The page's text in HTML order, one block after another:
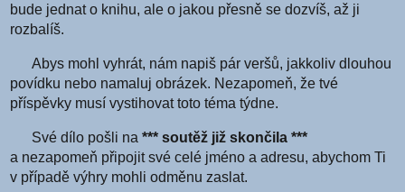
bude jednat o knihu, ale o jakou přesně se dozvíš, až ji
rozbalíš.
Abys mohl vyhrát, nám napiš pár veršů, jakkoliv dlouhou
povídku nebo namaluj obrázek. Nezapomeň, že tvé
příspěvky musí vystihovat toto téma týdne.
Své dílo pošli na*** soutěž již skončila ***
a nezapomeň připojit své celé jméno a adresu, abychom Ti
v případě výhry mohli odměnu zaslat.